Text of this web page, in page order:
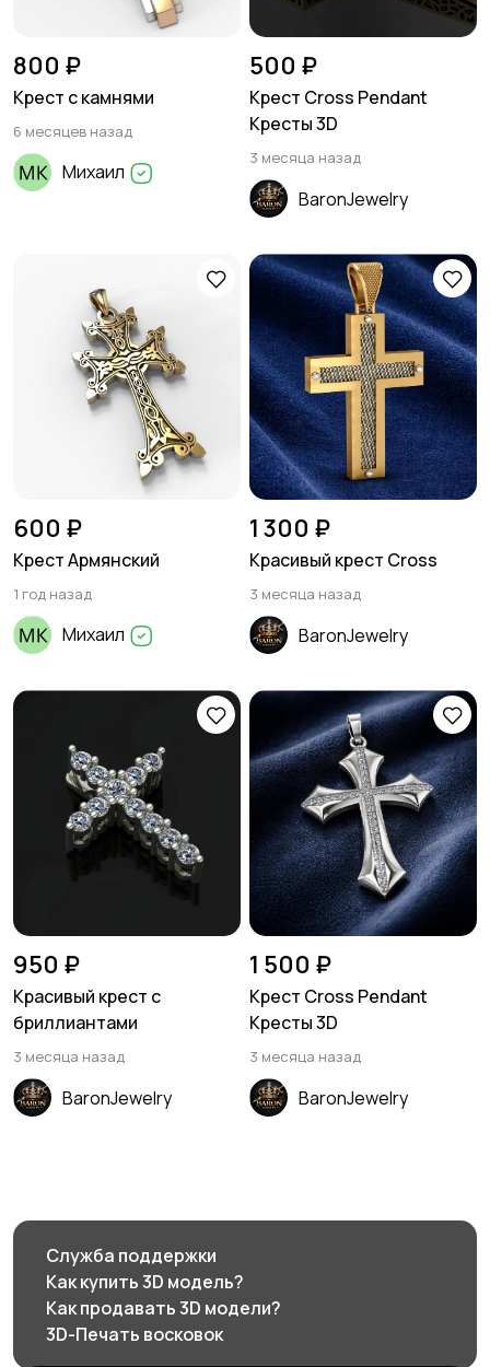
800 ₽
Крест с камнями
6 месяцев назад
Михаил
500 ₽
Крест Cross Pendant
Кресты 3D
3 месяца назад
BaronJewelry
600 ₽
Крест Армянский
1 год назад
Михаил
1 300 ₽
Красивый крест Cross
3 месяца назад
BaronJewelry
950 ₽
Красивый крест с
бриллиантами
3 месяца назад
BaronJewelry
1 500 ₽
Крест Cross Pendant
Кресты 3D
3 месяца назад
BaronJewelry
Служба поддержки
Как купить 3D модель?
Как продавать 3D модели?
3D-Печать восковок